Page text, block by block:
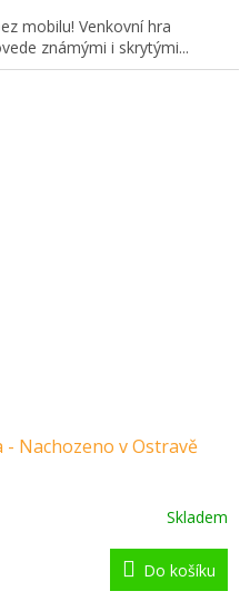
mobilu! Venkovní hra
známými i skrytými...
Nachozeno v Ostravě
Skladem
Do košíku